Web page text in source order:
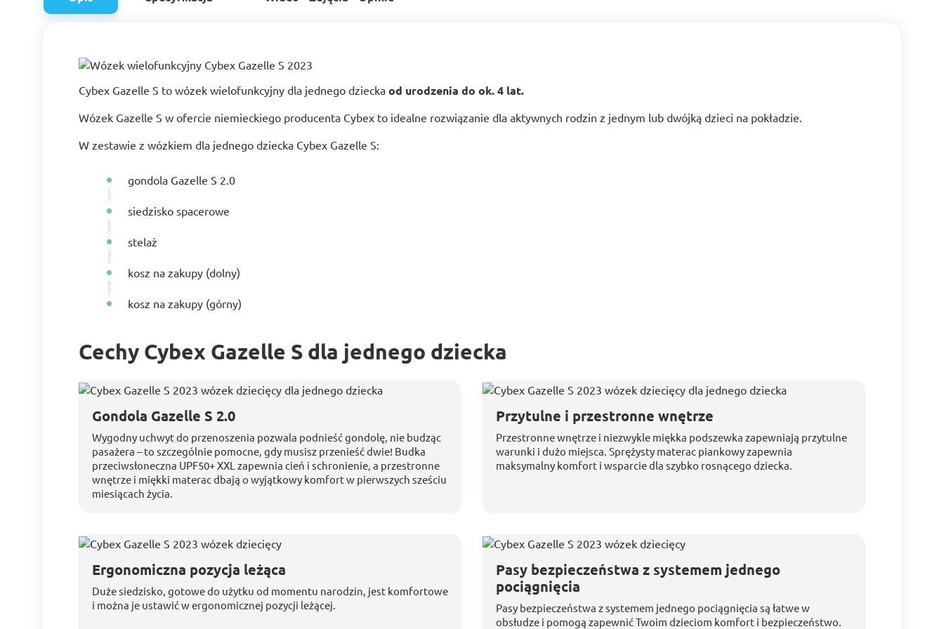
Cybex Gazelle S to wózek wielofunkcyjny dla jednego dziecka od urodzenia do ok. 4 lat.
Wózek Gazelle S w ofercie niemieckiego producenta Cybex to idealne rozwiązanie dla aktywnych rodzin z jednym lub dwójką dzieci na pokładzie.
W zestawie z wózkiem dla jednego dziecka Cybex Gazelle S:
gondola Gazelle S 2.0
siedzisko spacerowe
stelaż
kosz na zakupy (dolny)
kosz na zakupy (górny)
Cechy Cybex Gazelle S dla jednego dziecka
Gondola Gazelle S 2.0
Wygodny uchwyt do przenoszenia pozwala podnieść gondolę, nie budząc
pasażera – to szczególnie pomocne, gdy musisz przenieść dwie! Budka
przeciwsłoneczna UPF50+ XXL zapewnia cień i schronienie, a przestronne
wnętrze i miękki materac dbają o wyjątkowy komfort w pierwszych sześciu
miesiącach życia.
Przytulne i przestronne wnętrze
Przestronne wnętrze i niezwykle miękka podszewka zapewniają przytulne
warunki i dużo miejsca. Sprężysty materac piankowy zapewnia
maksymalny komfort i wsparcie dla szybko rosnącego dziecka.
Ergonomiczna pozycja leżąca
Duże siedzisko, gotowe do użytku od momentu narodzin, jest komfortowe
i można je ustawić w ergonomicznej pozycji leżącej.
Pasy bezpieczeństwa z systemem jednego
pociągnięcia
Pasy bezpieczeństwa z systemem jednego pociągnięcia są łatwe w
obsłudze i pomogą zapewnić Twoim dzieciom komfort i bezpieczeństwo.